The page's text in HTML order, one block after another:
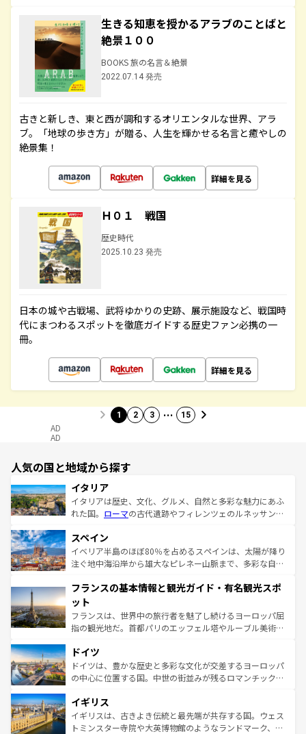
生きる知恵を授かるアラブのことばと
絶景１００
BOOKS 旅の名言＆絶景
2022.07.14 発売
古きと新しき、東と西が調和するオリエンタルな世界、アラ
ブ。「地球の歩き方」が贈る、人生を輝かせる名言と癒やしの
絶景集！
詳細を見る
Ｈ０１ 戦国
歴史時代
2025.10.23 発売
日本の城や古戦場、武将ゆかりの史跡、展示施設など、戦国時
代にまつわるスポットを徹底ガイドする歴史ファン必携の一
冊。
詳細を見る
1 2 3 … 15
AD
AD
人気の国と地域から探す
イタリア
イタリアは歴史、文化、グルメ、自然と多彩な魅力にあふ
れた国。 ローマの古代遺跡やフィレンツェのルネッサンス
ろん、トスカーナの美しい田園風景やアマルフィ海岸の絶
景など、自然景観も見逃せない。観光の合間には、本場の
ピザやパスタなど、絶品のイタリア料理を堪能することも
ませてくれるイタリアで、忘れられない旅をしてみよう！
なお、新着のイタリア情報は
しい。
スペイン
イベリア半島のほぼ80％を占めるスペインは、太陽が降り
注ぐ地中海沿岸から雄大なピレネー山脈まで、多彩な自然
文化が根付くこの国では、情熱的なフラメンコ、熱気あふ
れる闘牛、そして美味しいタパスが生活の一部となってい
る。首都マドリードの洗練された雰囲気や、バルセロナの
アートに溢れた街角から、地方では古代ローマ遺跡や中世
せる。地方によって風土や気候が異なるスペインはその個
性で訪れる人を魅了する。 なお、新着のスペイン情報は コ
ンテンツ一覧を参照してほしい。
フランスの基本情報と観光ガイド・有名観光スポ
ット
フランスは、世界中の旅行者を魅了し続けるヨーロッパ屈
指の観光地だ。首都パリのエッフェル塔やルーブル美術館
で、幅広い魅力が詰まっている。華麗な宮殿、歴史的な大
聖堂、美しいビーチ、そして豊かな自然が、訪れる者を心
から魅了する。また、フランスは美食の国としても知ら
いる。シャンパンの発祥地であるランス、プロヴァンスの
香り高いラベンダー畑など、多彩な楽しみ方が可能だ。さ
らに、パリ以外の地域にも魅力が溢れており、どの街角に
ドイツ
ドイツは、豊かな歴史と多彩な文化が交差するヨーロッパ
の中心に位置する国。中世の街並みが残るロマンチック街
顔を持つこの国は、どこを歩いても飽きることがない。ベ
ルリンの文化的活気、バイエルン州のアルプスの絶景、そ
してライン川沿いのワイン畑といった風景は必見。ビール
イギリス
イギリスは、古きよき伝統と最先端が共存する国。ウェス
トミンスター寺院や大英博物館のようなランドマーク、歴